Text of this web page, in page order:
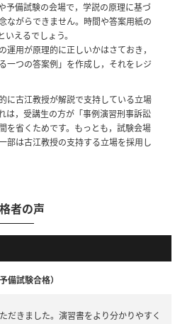
予備試験の会場で，学説の原理に基づ
ながらできません。時間や答案用紙の
えるでしょう。
用が原理的に正しいかはさておき，
一つの答案例」を作成し，それをレジ
に古江教授が解説で支持している立場
は，受講生の方が「事例演習刑事訴訟
を省くためです。もっとも，試験会場
部は古江教授の支持する立場を採用し
者の声
備試験合格）
だきました。演習書をより分かりやすく